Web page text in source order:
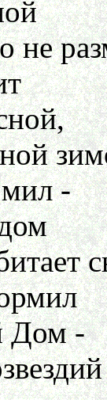
не
-
Дом -